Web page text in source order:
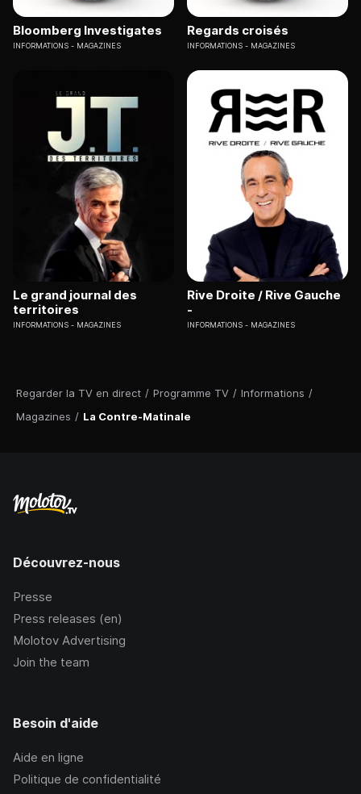
Regarder la TV en direct / Programme TV / Informations /
Magazines / La Contre-Matinale
Bloomberg Investigates
INFORMATIONS MAGAZINES
Regards croisés
INFORMATIONS MAGAZINES
Le grand journal des
territoires
INFORMATIONS MAGAZINES
Rive Droite / Rive Gauche
-
INFORMATIONS MAGAZINES
Découvrez-nous
Presse
Press releases (en)
Molotov Advertising
Join the team
Besoin d'aide
Aide en ligne
Politique de confidentialité